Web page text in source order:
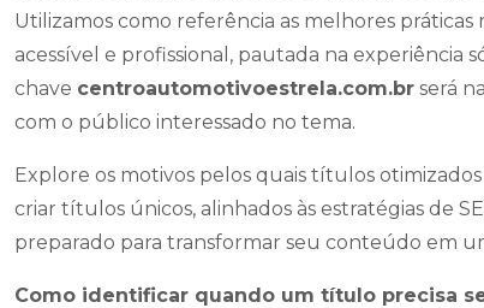
Utilizamos como referência as melhores
acessível e profissional, pautada na experiência
chave centroautomotivoestrela.com.br será
com o público interessado no tema.
Explore os motivos pelos quais títulos
criar títulos únicos, alinhados às estratégias de
preparado para transformar seu conteúdo em
Como identificar quando um título precisa